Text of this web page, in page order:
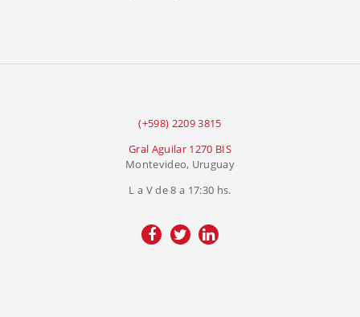
(+598) 2209 3815
Gral Aguilar 1270 BIS
Montevideo, Uruguay
L a V de 8 a 17:30 hs.